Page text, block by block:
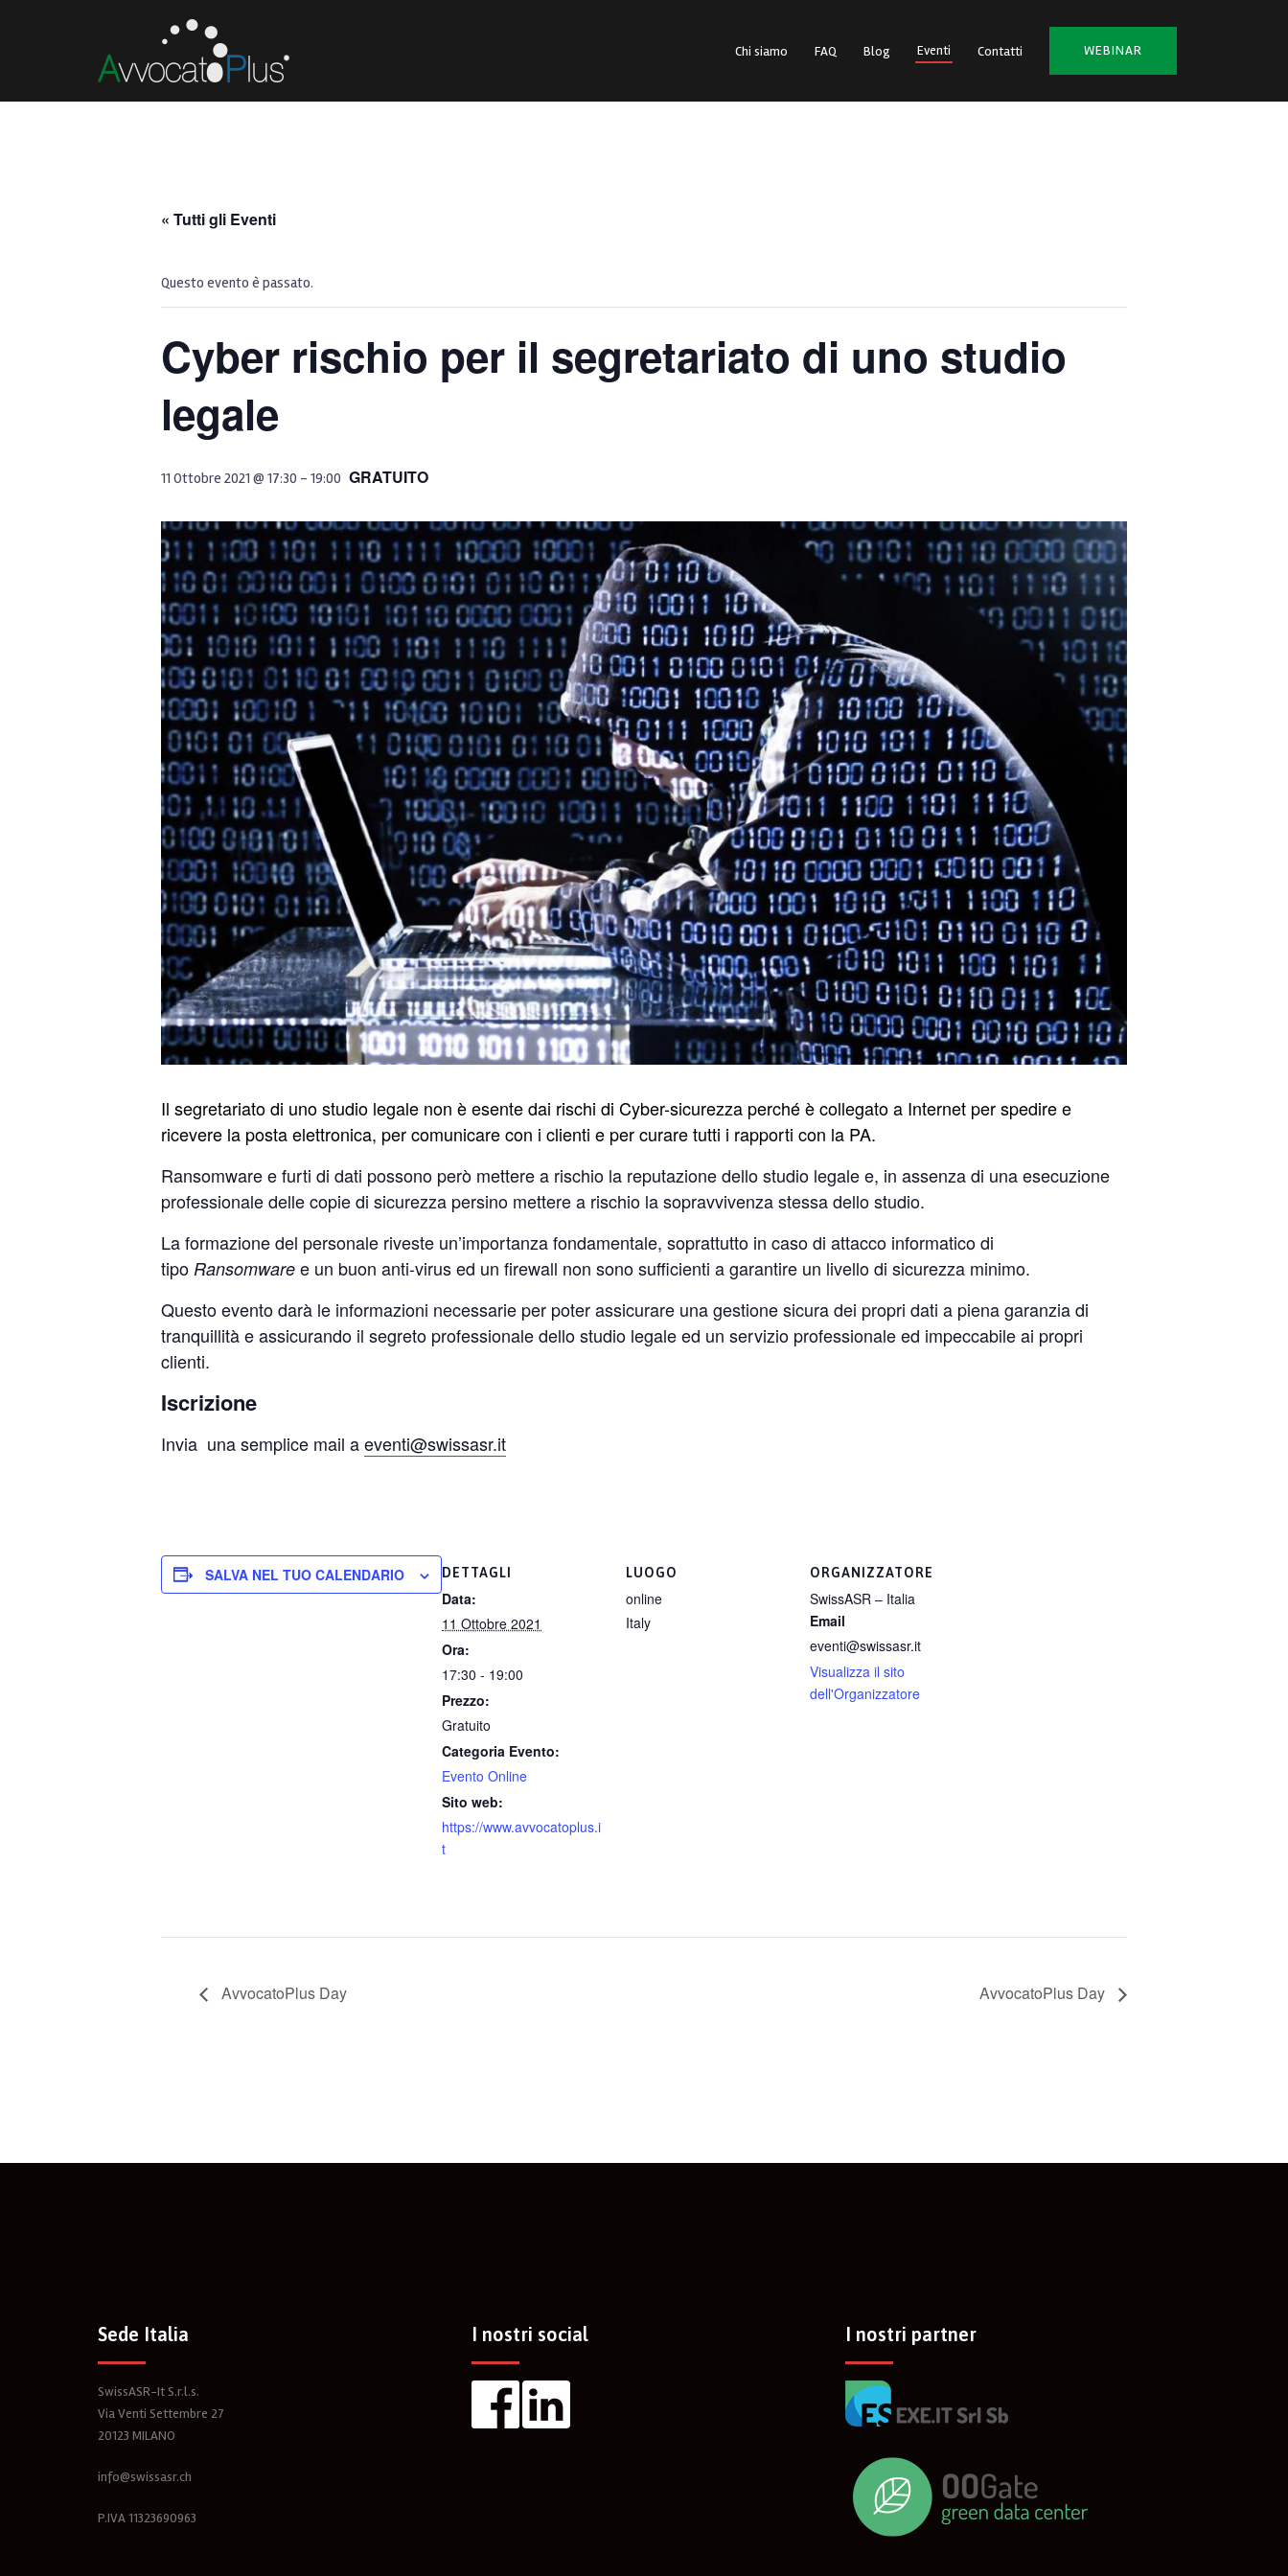
Chi siamo FAQ Blog Eventi Contatti WEBINAR
« Tutti gli Eventi
Questo evento è passato.
Cyber rischio per il segretariato di uno studio
legale
11 Ottobre 2021 @ 17:30 - 19:00 GRATUITO
Il segretariato di uno studio legale non è esente dai rischi di Cyber-sicurezza perché è collegato a Internet per spedire e
ricevere la posta elettronica, per comunicare con i clienti e per curare tutti i rapporti con la PA.
Ransomware e furti di dati possono però mettere a rischio la reputazione dello studio legale e, in assenza di una esecuzione
professionale delle copie di sicurezza persino mettere a rischio la sopravvivenza stessa dello studio.
La formazione del personale riveste un’importanza fondamentale, soprattutto in caso di attacco informatico di
tipo Ransomware e un buon anti-virus ed un firewall non sono sufficienti a garantire un livello di sicurezza minimo.
Questo evento darà le informazioni necessarie per poter assicurare una gestione sicura dei propri dati a piena garanzia di
tranquillità e assicurando il segreto professionale dello studio legale ed un servizio professionale ed impeccabile ai propri
clienti.
Iscrizione
Invia una semplice mail aeventi@swissasr.it
SALVA NEL TUO CALENDARIO DETTAGLI
Data:
11 Ottobre 2021
Ora:
17:30 - 19:00
Prezzo:
Gratuito
Categoria Evento:
Evento Online
Sito web:
https://www.avvocatoplus.i
t
LUOGO
online
Italy
ORGANIZZATORE
SwissASR – Italia
Email
eventi@swissasr.it
Visualizza il sito
dell'Organizzatore
AvvocatoPlus Day AvvocatoPlus Day
Sede Italia
SwissASR-It S.r.l.s.
Via Venti Settembre 27
20123 MILANO
info@swissasr.ch
P.IVA 11323690963
I nostri social I nostri partner